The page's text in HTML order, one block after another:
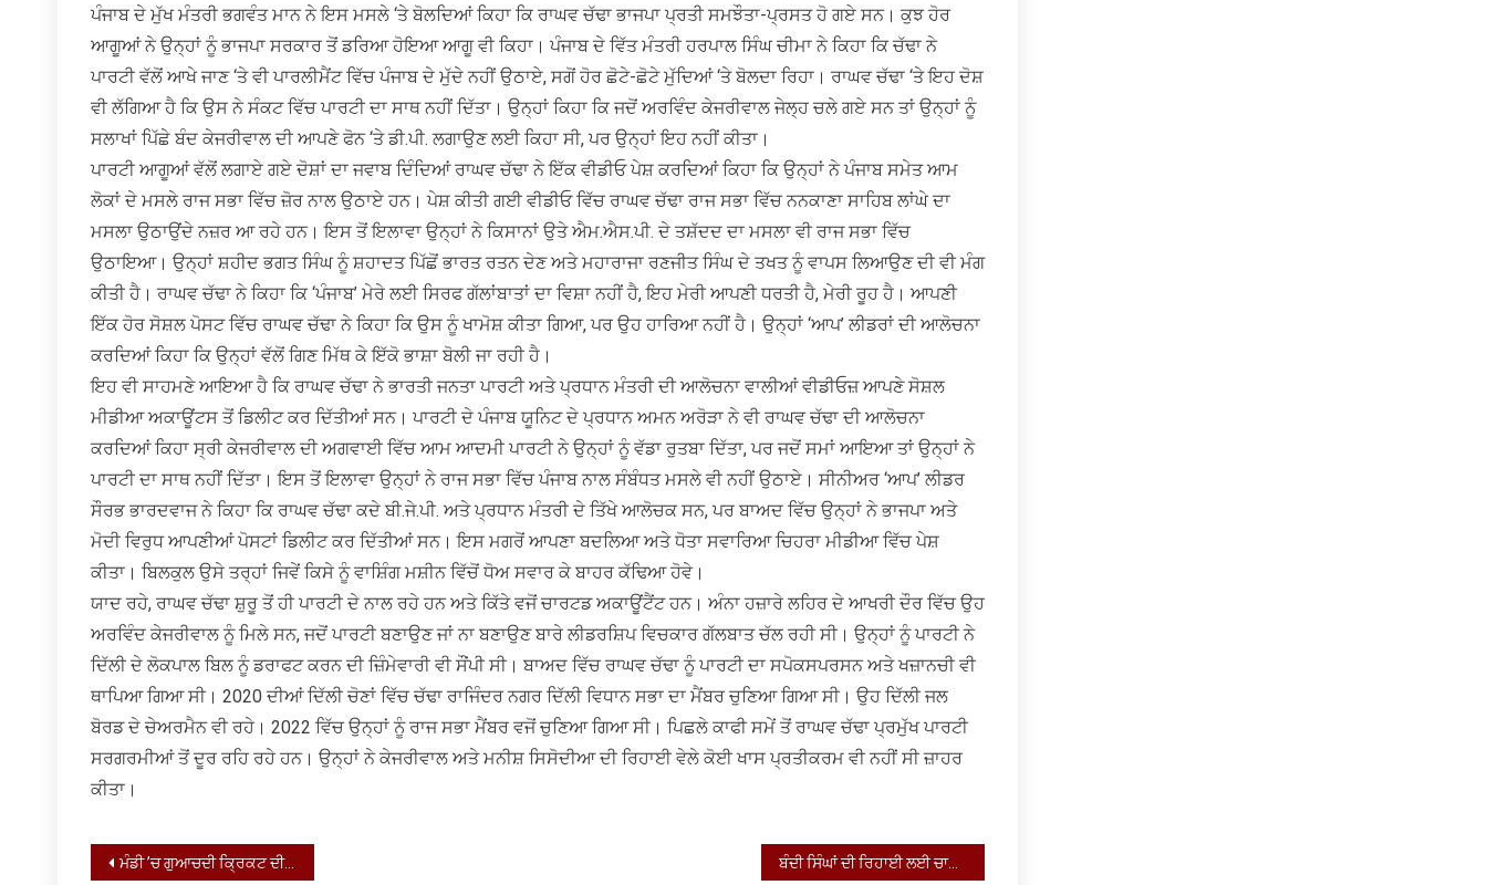
ਪੰਜਾਬ ਦੇ ਮੁੱਖ ਮੰਤਰੀ ਭਗਵੰਤ ਮਾਨ ਨੇ ਇਸ ਮਸਲੇ ‘ਤੇ ਬੋਲਦਿਆਂ ਕਿਹਾ ਕਿ ਰਾਘਵ ਚੱਢਾ ਭਾਜਪਾ ਪ੍ਰਤੀ ਸਮਝੌਤਾ-ਪ੍ਰਸਤ ਹੋ ਗਏ ਸਨ। ਕੁਝ ਹੋਰ
ਆਗੂਆਂ ਨੇ ਉਨ੍ਹਾਂ ਨੂੰ ਭਾਜਪਾ ਸਰਕਾਰ ਤੋਂ ਡਰਿਆ ਹੋਇਆ ਆਗੂ ਵੀ ਕਿਹਾ। ਪੰਜਾਬ ਦੇ ਵਿੱਤ ਮੰਤਰੀ ਹਰਪਾਲ ਸਿੰਘ ਚੀਮਾ ਨੇ ਕਿਹਾ ਕਿ ਚੱਢਾ ਨੇ
ਪਾਰਟੀ ਵੱਲੋਂ ਆਖੇ ਜਾਣ ‘ਤੇ ਵੀ ਪਾਰਲੀਮੈਂਟ ਵਿੱਚ ਪੰਜਾਬ ਦੇ ਮੁੱਦੇ ਨਹੀਂ ਉਠਾਏ, ਸਗੋਂ ਹੋਰ ਛੋਟੇ-ਛੋਟੇ ਮੁੱਦਿਆਂ ‘ਤੇ ਬੋਲਦਾ ਰਿਹਾ। ਰਾਘਵ ਚੱਢਾ ‘ਤੇ ਇਹ ਦੋਸ਼
ਵੀ ਲੱਗਿਆ ਹੈ ਕਿ ਉਸ ਨੇ ਸੰਕਟ ਵਿੱਚ ਪਾਰਟੀ ਦਾ ਸਾਥ ਨਹੀਂ ਦਿੱਤਾ। ਉਨ੍ਹਾਂ ਕਿਹਾ ਕਿ ਜਦੋਂ ਅਰਵਿੰਦ ਕੇਜਰੀਵਾਲ ਜੇਲ੍ਹ ਚਲੇ ਗਏ ਸਨ ਤਾਂ ਉਨ੍ਹਾਂ ਨੂੰ
ਸਲਾਖਾਂ ਪਿੱਛੇ ਬੰਦ ਕੇਜਰੀਵਾਲ ਦੀ ਆਪਣੇ ਫੋਨ ‘ਤੇ ਡੀ.ਪੀ. ਲਗਾਉਣ ਲਈ ਕਿਹਾ ਸੀ, ਪਰ ਉਨ੍ਹਾਂ ਇਹ ਨਹੀਂ ਕੀਤਾ।
ਪਾਰਟੀ ਆਗੂਆਂ ਵੱਲੋਂ ਲਗਾਏ ਗਏ ਦੋਸ਼ਾਂ ਦਾ ਜਵਾਬ ਦਿੰਦਿਆਂ ਰਾਘਵ ਚੱਢਾ ਨੇ ਇੱਕ ਵੀਡੀਓ ਪੇਸ਼ ਕਰਦਿਆਂ ਕਿਹਾ ਕਿ ਉਨ੍ਹਾਂ ਨੇ ਪੰਜਾਬ ਸਮੇਤ ਆਮ
ਲੋਕਾਂ ਦੇ ਮਸਲੇ ਰਾਜ ਸਭਾ ਵਿੱਚ ਜ਼ੋਰ ਨਾਲ ਉਠਾਏ ਹਨ। ਪੇਸ਼ ਕੀਤੀ ਗਈ ਵੀਡੀਓ ਵਿੱਚ ਰਾਘਵ ਚੱਢਾ ਰਾਜ ਸਭਾ ਵਿੱਚ ਨਨਕਾਣਾ ਸਾਹਿਬ ਲਾਂਘੇ ਦਾ
ਮਸਲਾ ਉਠਾਉਂਦੇ ਨਜ਼ਰ ਆ ਰਹੇ ਹਨ। ਇਸ ਤੋਂ ਇਲਾਵਾ ਉਨ੍ਹਾਂ ਨੇ ਕਿਸਾਨਾਂ ਉਤੇ ਐਮ.ਐਸ.ਪੀ. ਦੇ ਤਸ਼ੱਦਦ ਦਾ ਮਸਲਾ ਵੀ ਰਾਜ ਸਭਾ ਵਿੱਚ
ਉਠਾਇਆ। ਉਨ੍ਹਾਂ ਸ਼ਹੀਦ ਭਗਤ ਸਿੰਘ ਨੂੰ ਸ਼ਹਾਦਤ ਪਿੱਛੋਂ ਭਾਰਤ ਰਤਨ ਦੇਣ ਅਤੇ ਮਹਾਰਾਜਾ ਰਣਜੀਤ ਸਿੰਘ ਦੇ ਤਖਤ ਨੂੰ ਵਾਪਸ ਲਿਆਉਣ ਦੀ ਵੀ ਮੰਗ
ਕੀਤੀ ਹੈ। ਰਾਘਵ ਚੱਢਾ ਨੇ ਕਿਹਾ ਕਿ ‘ਪੰਜਾਬ’ ਮੇਰੇ ਲਈ ਸਿਰਫ ਗੱਲਾਂਬਾਤਾਂ ਦਾ ਵਿਸ਼ਾ ਨਹੀਂ ਹੈ, ਇਹ ਮੇਰੀ ਆਪਣੀ ਧਰਤੀ ਹੈ, ਮੇਰੀ ਰੂਹ ਹੈ। ਆਪਣੀ
ਇੱਕ ਹੋਰ ਸੋਸ਼ਲ ਪੋਸਟ ਵਿੱਚ ਰਾਘਵ ਚੱਢਾ ਨੇ ਕਿਹਾ ਕਿ ਉਸ ਨੂੰ ਖਾਮੋਸ਼ ਕੀਤਾ ਗਿਆ, ਪਰ ਉਹ ਹਾਰਿਆ ਨਹੀਂ ਹੈ। ਉਨ੍ਹਾਂ ‘ਆਪ’ ਲੀਡਰਾਂ ਦੀ ਆਲੋਚਨਾ
ਕਰਦਿਆਂ ਕਿਹਾ ਕਿ ਉਨ੍ਹਾਂ ਵੱਲੋਂ ਗਿਣ ਮਿੱਥ ਕੇ ਇੱਕੋ ਭਾਸ਼ਾ ਬੋਲੀ ਜਾ ਰਹੀ ਹੈ।
ਇਹ ਵੀ ਸਾਹਮਣੇ ਆਇਆ ਹੈ ਕਿ ਰਾਘਵ ਚੱਢਾ ਨੇ ਭਾਰਤੀ ਜਨਤਾ ਪਾਰਟੀ ਅਤੇ ਪ੍ਰਧਾਨ ਮੰਤਰੀ ਦੀ ਆਲੋਚਨਾ ਵਾਲੀਆਂ ਵੀਡੀਓਜ਼ ਆਪਣੇ ਸੋਸ਼ਲ
ਮੀਡੀਆ ਅਕਾਊਂਟਸ ਤੋਂ ਡਿਲੀਟ ਕਰ ਦਿੱਤੀਆਂ ਸਨ। ਪਾਰਟੀ ਦੇ ਪੰਜਾਬ ਯੂਨਿਟ ਦੇ ਪ੍ਰਧਾਨ ਅਮਨ ਅਰੋੜਾ ਨੇ ਵੀ ਰਾਘਵ ਚੱਢਾ ਦੀ ਆਲੋਚਨਾ
ਕਰਦਿਆਂ ਕਿਹਾ ਸ੍ਰੀ ਕੇਜਰੀਵਾਲ ਦੀ ਅਗਵਾਈ ਵਿੱਚ ਆਮ ਆਦਮੀ ਪਾਰਟੀ ਨੇ ਉਨ੍ਹਾਂ ਨੂੰ ਵੱਡਾ ਰੁਤਬਾ ਦਿੱਤਾ, ਪਰ ਜਦੋਂ ਸਮਾਂ ਆਇਆ ਤਾਂ ਉਨ੍ਹਾਂ ਨੇ
ਪਾਰਟੀ ਦਾ ਸਾਥ ਨਹੀਂ ਦਿੱਤਾ। ਇਸ ਤੋਂ ਇਲਾਵਾ ਉਨ੍ਹਾਂ ਨੇ ਰਾਜ ਸਭਾ ਵਿੱਚ ਪੰਜਾਬ ਨਾਲ ਸੰਬੰਧਤ ਮਸਲੇ ਵੀ ਨਹੀਂ ਉਠਾਏ। ਸੀਨੀਅਰ ‘ਆਪ’ ਲੀਡਰ
ਸੌਰਭ ਭਾਰਦਵਾਜ ਨੇ ਕਿਹਾ ਕਿ ਰਾਘਵ ਚੱਢਾ ਕਦੇ ਬੀ.ਜੇ.ਪੀ. ਅਤੇ ਪ੍ਰਧਾਨ ਮੰਤਰੀ ਦੇ ਤਿੱਖੇ ਆਲੋਚਕ ਸਨ, ਪਰ ਬਾਅਦ ਵਿੱਚ ਉਨ੍ਹਾਂ ਨੇ ਭਾਜਪਾ ਅਤੇ
ਮੋਦੀ ਵਿਰੁਧ ਆਪਣੀਆਂ ਪੋਸਟਾਂ ਡਿਲੀਟ ਕਰ ਦਿੱਤੀਆਂ ਸਨ। ਇਸ ਮਗਰੋਂ ਆਪਣਾ ਬਦਲਿਆ ਅਤੇ ਧੋਤਾ ਸਵਾਰਿਆ ਚਿਹਰਾ ਮੀਡੀਆ ਵਿੱਚ ਪੇਸ਼
ਕੀਤਾ। ਬਿਲਕੁਲ ਉਸੇ ਤਰ੍ਹਾਂ ਜਿਵੇਂ ਕਿਸੇ ਨੂੰ ਵਾਸ਼ਿੰਗ ਮਸ਼ੀਨ ਵਿੱਚੋਂ ਧੋਅ ਸਵਾਰ ਕੇ ਬਾਹਰ ਕੱਢਿਆ ਹੋਵੇ।
ਯਾਦ ਰਹੇ, ਰਾਘਵ ਚੱਢਾ ਸ਼ੁਰੂ ਤੋਂ ਹੀ ਪਾਰਟੀ ਦੇ ਨਾਲ ਰਹੇ ਹਨ ਅਤੇ ਕਿੱਤੇ ਵਜੋਂ ਚਾਰਟਡ ਅਕਾਊਂਟੈਂਟ ਹਨ। ਅੰਨਾ ਹਜ਼ਾਰੇ ਲਹਿਰ ਦੇ ਆਖਰੀ ਦੌਰ ਵਿੱਚ ਉਹ
ਅਰਵਿੰਦ ਕੇਜਰੀਵਾਲ ਨੂੰ ਮਿਲੇ ਸਨ, ਜਦੋਂ ਪਾਰਟੀ ਬਣਾਉਣ ਜਾਂ ਨਾ ਬਣਾਉਣ ਬਾਰੇ ਲੀਡਰਸ਼ਿਪ ਵਿਚਕਾਰ ਗੱਲਬਾਤ ਚੱਲ ਰਹੀ ਸੀ। ਉਨ੍ਹਾਂ ਨੂੰ ਪਾਰਟੀ ਨੇ
ਦਿੱਲੀ ਦੇ ਲੋਕਪਾਲ ਬਿਲ ਨੂੰ ਡਰਾਫਟ ਕਰਨ ਦੀ ਜ਼ਿੰਮੇਵਾਰੀ ਵੀ ਸੌਂਪੀ ਸੀ। ਬਾਅਦ ਵਿੱਚ ਰਾਘਵ ਚੱਢਾ ਨੂੰ ਪਾਰਟੀ ਦਾ ਸਪੋਕਸਪਰਸਨ ਅਤੇ ਖਜ਼ਾਨਚੀ ਵੀ
ਥਾਪਿਆ ਗਿਆ ਸੀ। 2020 ਦੀਆਂ ਦਿੱਲੀ ਚੋਣਾਂ ਵਿੱਚ ਚੱਢਾ ਰਾਜਿੰਦਰ ਨਗਰ ਦਿੱਲੀ ਵਿਧਾਨ ਸਭਾ ਦਾ ਮੈਂਬਰ ਚੁਣਿਆ ਗਿਆ ਸੀ। ਉਹ ਦਿੱਲੀ ਜਲ
ਬੋਰਡ ਦੇ ਚੇਅਰਮੈਨ ਵੀ ਰਹੇ। 2022 ਵਿੱਚ ਉਨ੍ਹਾਂ ਨੂੰ ਰਾਜ ਸਭਾ ਮੈਂਬਰ ਵਜੋਂ ਚੁਣਿਆ ਗਿਆ ਸੀ। ਪਿਛਲੇ ਕਾਫੀ ਸਮੇਂ ਤੋਂ ਰਾਘਵ ਚੱਢਾ ਪ੍ਰਮੁੱਖ ਪਾਰਟੀ
ਸਰਗਰਮੀਆਂ ਤੋਂ ਦੂਰ ਰਹਿ ਰਹੇ ਹਨ। ਉਨ੍ਹਾਂ ਨੇ ਕੇਜਰੀਵਾਲ ਅਤੇ ਮਨੀਸ਼ ਸਿਸੋਦੀਆ ਦੀ ਰਿਹਾਈ ਵੇਲੇ ਕੋਈ ਖਾਸ ਪ੍ਰਤੀਕਰਮ ਵੀ ਨਹੀਂ ਸੀ ਜ਼ਾਹਰ
ਕੀਤਾ।
Post
ਮੰਡੀ ’ਚ ਗੁਆਚਦੀ ਕ੍ਰਿਕਟ ਦੀ ਰੂਹ ਬੰਦੀ ਸਿੰਘਾਂ ਦੀ ਰਿਹਾਈ ਲਈ ਚਾਰਾਜੋਈ ਦਾ ਸਮਾਂ